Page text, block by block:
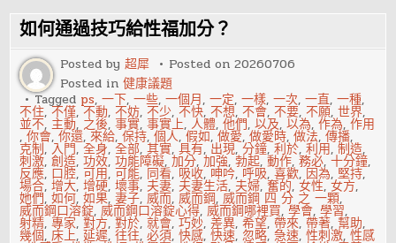
不
一
定
就
是
攝
護
腺
發
炎
如何通過技巧給性福加分？
Posted by超犀 Posted on20260706
Posted in健康議題
Tagged ps,一下,一些,一個月,一定,一樣,一次,一直,一種,
不住,不僅,不動,不妨,不少,不快,不想,不會,不要,不願,世界,
並不,主動, 之後,事實,事實上,人體,他們,以及,以為,作為,作用
,你會,你還,來給,保持,個人,假如,做愛,做愛時,做法,傳播,
克制,入門,全身,全部,其實,具有, 出現,分鐘,利於,利用,制造,
刺激,創造,功效,功能障礙,加分,加強,勃起,動作,務必,十分鐘,
反應, 口腔,可用,可能, 同看, 吸收, 呻吟, 呼吸,喜歡, 因為,堅持,
場合,增大,增硬,壞事, 夫妻, 夫妻生活, 夫婦,奮的,女性,女方,
她們,如何,如果,妻子,威而,威而鋼,威而鋼 四 分 之 一顆,
威而鋼口溶錠,威而鋼口溶錠心得,威而鋼哪裡買,學會,學習,
射精,專家,對方,對於,就會,巧妙,差異,希望,帶來,帶著,幫助,
幾個,床上,延遲,往往,必須,快感,快速,忽略,急速,性刺激,性感